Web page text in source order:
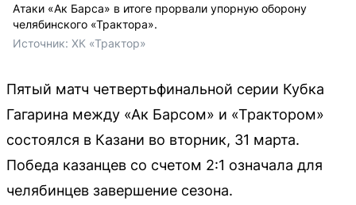
Атаки «Ак Барса» в итоге прорвали упорную оборону
челябинского «Трактора».
Источник: ХК «Трактор»
Пятый матч четвертьфинальной серии Кубка
Гагарина между «Ак Барсом» и «Трактором»
состоялся в Казани во вторник, 31 марта.
Победа казанцев со счетом 2:1 означала для
челябинцев завершение сезона.